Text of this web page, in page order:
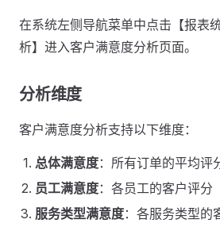
在系统左侧导航菜单中点击【报表
析】进入客户满意度分析页面。
分析维度
客户满意度分析支持以下维度：
总体满意度：所有订单的平均评
员工满意度：各员工的客户评分
服务类型满意度：各服务类型的